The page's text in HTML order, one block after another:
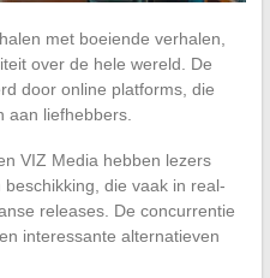
met boeiende verhalen,
over de hele wereld. De
door online platforms, die
aan liefhebbers.
VIZ Media hebben lezers
die vaak in real-
releases. De concurrentie
interessante alternatieven